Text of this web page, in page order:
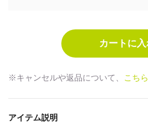
※キャンセルや返品について、 こちら
アイテム説明